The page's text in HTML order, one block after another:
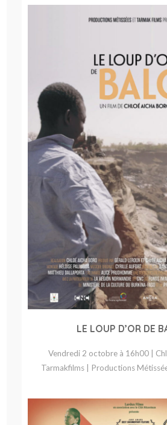
LE LOUP D’OR DE
Vendredi 2 octobre à 16h00 |
Tarmakfilms | Productions